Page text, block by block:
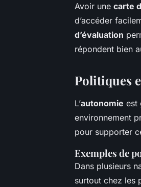
Avoir une carte
d’accéder
d’évaluation
répondent bien
Politiques
L’autonomie est
environnement
pour supporter
Exemples de
Dans plusieurs
surtout chez les